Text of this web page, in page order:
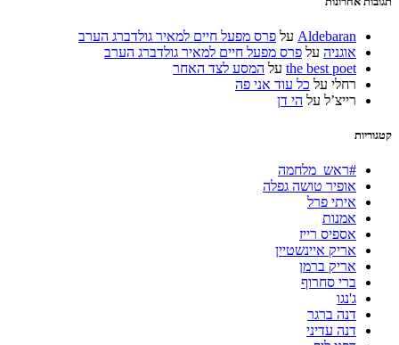
Aldebaran על פרס מפעל חיים למאיר גולדברג הערב
אוגניה על פרס מפעל חיים למאיר גולדברג הערב
the best poet על המסע לצד האחר
רחלי על כל עוד אני פה
רייצ’ל על הי דן
קטגוריות
#ראש_מלחמה
אופיר טושה גפלה
איתי פרל
אמנות
אספיס רייז
אריק איינשטיין
אריק ברמן
ברי סחרוף
ג'נגו
דנה ברגר
דנה עדיני